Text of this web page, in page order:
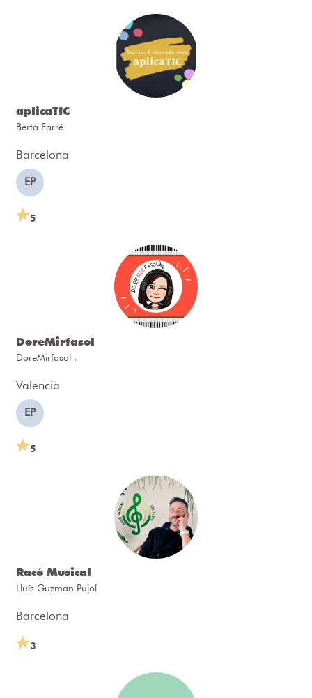
aplicaTIC
Berta Farré
Barcelona
EP
5
DoreMirfasol
DoreMirfasol .
Valencia
EP
5
Racó Musical
Lluís Guzman Pujol
Barcelona
3